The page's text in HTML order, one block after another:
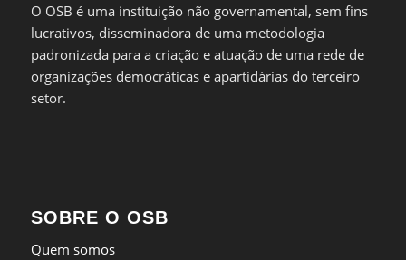
O OSB é uma instituição não governamental, sem fins
lucrativos, disseminadora de uma metodologia
padronizada para a criação e atuação de uma rede de
organizações democráticas e apartidárias do terceiro
setor.
SOBRE O OSB
Quem somos